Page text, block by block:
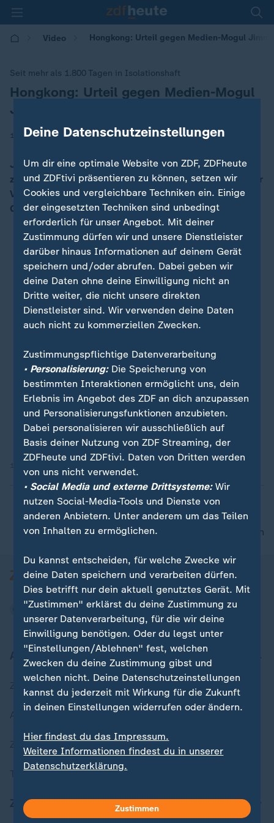
Video Hongkong: Urteil gegen Medien-Mogul
Seit mehr als 1.800 Tagen in Isolationshaft
:Hongkong: Urteil gegen Medien-Mogul
Jimmy Lai erwartet
14.12.2025 | 20:00
Jimmy Lai steht unter anderem wegen Verschwörung
zur Zusammenarbeit mit ausländischen Kräften und zur
Veröffentlichung aufrührerischer Publikationen vor
Gericht.
nach oben
Aktuell bei ZDFheute
Zuletzt veröffentlicht
Aktuelle Sendungs-Videos
ZDFheute Stories
Themen im Überblick
ZDFheute Update
Deine Datenschutzeinstellungen
Um dir eine optimale Website von ZDF, ZDFheute
und ZDFtivi präsentieren zu können, setzen wir
Cookies und vergleichbare Techniken ein. Einige
der eingesetzten Techniken sind unbedingt
erforderlich für unser Angebot. Mit deiner
Zustimmung dürfen wir und unsere Dienstleister
darüber hinaus Informationen auf deinem Gerät
speichern und/oder abrufen. Dabei geben wir
deine Daten ohne deine Einwilligung nicht an
Dritte weiter, die nicht unsere direkten
Dienstleister sind. Wir verwenden deine Daten
auch nicht zu kommerziellen Zwecken.
Zustimmungspflichtige Datenverarbeitung
• Personalisierung:Die Speicherung von
bestimmten Interaktionen ermöglicht uns, dein
Erlebnis im Angebot des ZDF an dich anzupassen
und Personalisierungsfunktionen anzubieten.
Dabei personalisieren wir ausschließlich auf
Basis deiner Nutzung von ZDF Streaming, der
ZDFheute und ZDFtivi. Daten von Dritten werden
von uns nicht verwendet.
• Social Media und externe Drittsysteme:Wir
nutzen Social-Media-Tools und Dienste von
anderen Anbietern. Unter anderem um das Teilen
von Inhalten zu ermöglichen.
Du kannst entscheiden, für welche Zwecke wir
deine Daten speichern und verarbeiten dürfen.
Dies betrifft nur dein aktuell genutztes Gerät. Mit
"Zustimmen" erklärst du deine Zustimmung zu
unserer Datenverarbeitung, für die wir deine
Einwilligung benötigen. Oder du legst unter
"Einstellungen/Ablehnen" fest, welchen
Zwecken du deine Zustimmung gibst und
welchen nicht. Deine Datenschutzeinstellungen
kannst du jederzeit mit Wirkung für die Zukunft
in deinen Einstellungen widerrufen oder ändern.
Hier findest du das Impressum.
Weitere Informationen findest du in unserer
Datenschutzerklärung.
Zustimmen